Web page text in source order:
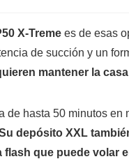
X-Treme es de esas
de succión y un
mantener la
hasta 50 minutos
depósito XXL
flash que puede volar